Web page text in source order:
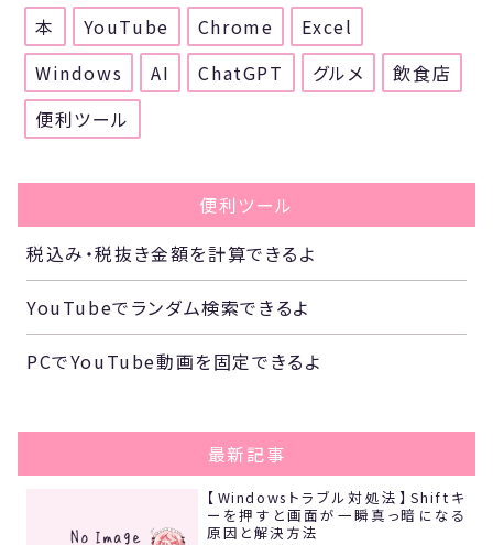
本
YouTube Chrome
Excel
Windows
AI ChatGPT グルメ
飲食店
便利ツール
便利ツール
税込み・税抜き金額を計算できるよ
YouTubeでランダム検索できるよ
PCでYouTube動画を固定できるよ
最新記事
【Windowsトラブル対処法】Shiftキ
ーを押すと画面が一瞬真っ暗になる
原因と解決方法